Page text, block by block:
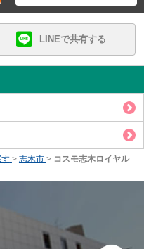
LINEで共有する
> 志木市 > コスモ志木ロイヤル